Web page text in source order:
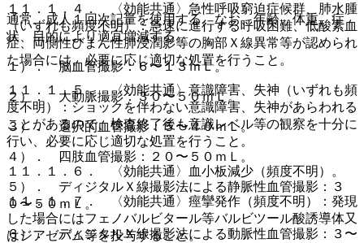
１１．１．４． 〈効能共通〉急性呼吸窮迫症候群、肺水腫
（いずれも頻度不明）：急速に進行する呼吸困難、低酸素血
症、両側性びまん性肺浸潤影等の胸部Ｘ線異常等が認められ
た場合には、必要に応じ適切な処置を行うこと。
１１．１．５． 〈効能共通〉意識障害、失神（いずれも頻
度不明）：ショックを伴わない意識障害、失神があらわれる
ことがあるので、検査終了後も意識レベル等の観察を十分に
行い、必要に応じ適切な処置を行うこと。
１１．１．６． 〈効能共通〉血小板減少（頻度不明）。
１１．１．７． 〈効能共通〉痙攣発作（頻度不明）：発現
した場合にはフェノバルビタール等バルビツール酸誘導体又
はジアゼパム等を投与すること。
通常、成人１回次記量を使用する。なお、年齢、体重、症
状、目的により適宜増減する。
１）． 脳血管撮影：６〜１３ｍＬ。
２）． 大動脈撮影：３０〜５０ｍＬ。
３）． 選択的血管撮影：５〜４０ｍＬ。
４）． 四肢血管撮影：２０〜５０ｍＬ。
５）． ディジタルＸ線撮影法による静脈性血管撮影：３
０〜５０ｍＬ。
６）． ディジタルＸ線撮影法による動脈性血管撮影：３〜